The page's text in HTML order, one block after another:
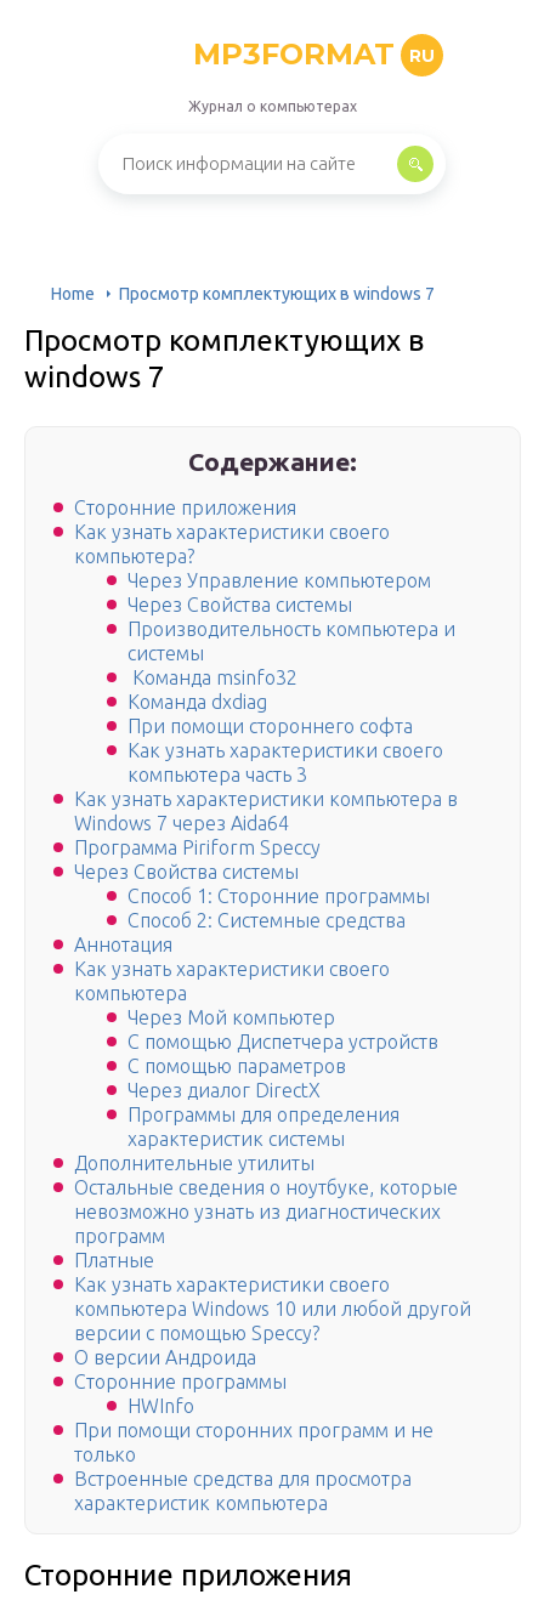
MP3FORMAT RU
Журнал о компьютерах
Home Просмотр комплектующих в windows 7
Просмотр комплектующих в
windows 7
Содержание:
Сторонние приложения
Как узнать характеристики своего
компьютера?
Через Управление компьютером
Через Свойства системы
Производительность компьютера и
системы
Команда msinfo32
Команда dxdiag
При помощи стороннего софта
Как узнать характеристики своего
компьютера часть 3
Как узнать характеристики компьютера в
Windows 7 через Aida64
Программа Piriform Speccy
Через Свойства системы
Способ 1: Сторонние программы
Способ 2: Системные средства
Аннотация
Как узнать характеристики своего
компьютера
Через Мой компьютер
С помощью Диспетчера устройств
С помощью параметров
Через диалог DirectX
Программы для определения
характеристик системы
Дополнительные утилиты
Остальные сведения о ноутбуке, которые
невозможно узнать из диагностических
программ
Платные
Как узнать характеристики своего
компьютера Windows 10 или любой другой
версии с помощью Speccy?
О версии Андроида
Сторонние программы
HWInfo
При помощи сторонних программ и не
только
Встроенные средства для просмотра
характеристик компьютера
Сторонние приложения